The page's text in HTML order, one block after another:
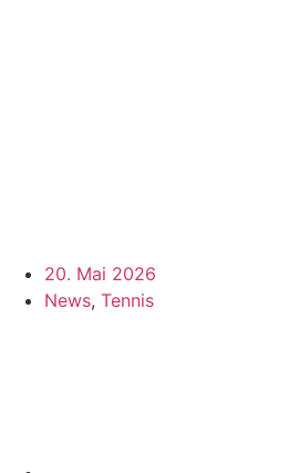
20. Mai 2026
News, Tennis